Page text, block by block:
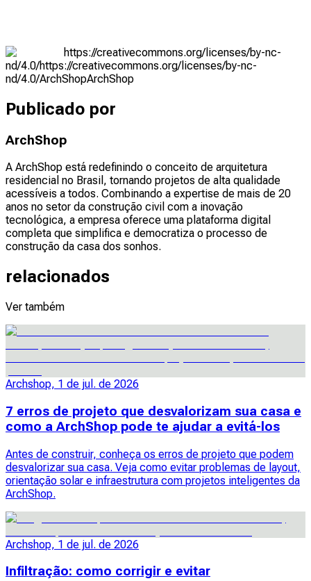
https://creativecommons.org/licenses/by-nc-
nd/4.0/https://creativecommons.org/licenses/by-nc-
nd/4.0/ArchShopArchShop
Publicado por
ArchShop
A ArchShop está redefinindo o conceito de arquitetura
residencial no Brasil, tornando projetos de alta qualidade
acessíveis a todos. Combinando a expertise de mais de 20
anos no setor da construção civil com a inovação
tecnológica, a empresa oferece uma plataforma digital
completa que simplifica e democratiza o processo de
construção da casa dos sonhos.
relacionados
Ver também
Archshop, 1 de jul. de 2026
7 erros de projeto que desvalorizam sua casa e
como a ArchShop pode te ajudar a evitá-los
Antes de construir, conheça os erros de projeto que podem
desvalorizar sua casa. Veja como evitar problemas de layout,
orientação solar e infraestrutura com projetos inteligentes da
ArchShop.
Archshop, 1 de jul. de 2026
Infiltração: como corrigir e evitar